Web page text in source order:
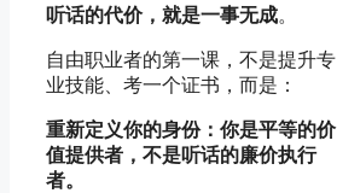
听话的代价，就是一事无成。
自由职业者的第一课，不是提升专
业技能、考一个证书，而是：
重新定义你的身份：你是平等的价
值提供者，不是听话的廉价执行
者。